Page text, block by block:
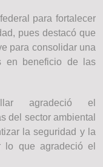
para fortalecer
pues destacó que
para consolidar una
en beneficio de las
agradeció el
del sector ambiental
la seguridad y la
que agradeció el